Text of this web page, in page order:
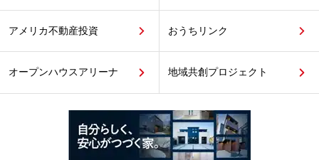
アメリカ不動産投資 おうちリンク
オープンハウスアリーナ 地域共創プロジェクト